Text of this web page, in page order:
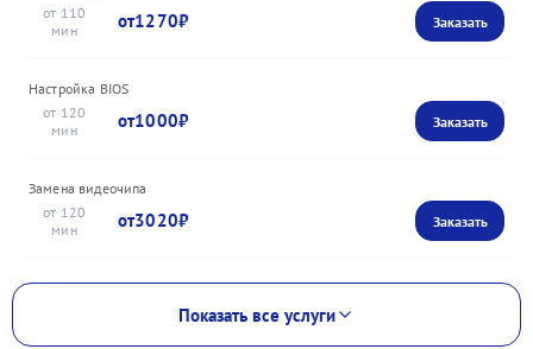
110
1270
Настройка BIOS
120
1000
Замена видеочипа
120
3020
Показать все услуги